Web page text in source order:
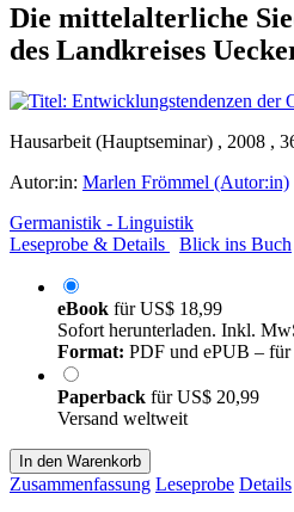
Die mittelalterliche
des Landkreises
Hausarbeit (Hauptseminar) , 2008 ,
Autor:in: Marlen Frömmel (Autor:in)
Germanistik - Linguistik
Leseprobe & Details
Blick ins Buch
eBook fürUS$ 18,99
Sofort herunterladen. Inkl.
Format: PDF und ePUB – für
Paperback fürUS$ 20,99
Versand weltweit
In den Warenkorb
Zusammenfassung Leseprobe Details